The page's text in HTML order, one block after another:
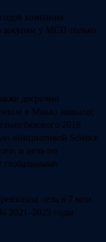
компания
у МСП только
досрочно
в Макао заявило:
базового 2018
инициативой Science
и цель по
глобальными
цель в 7 млн
2021–2025 годы